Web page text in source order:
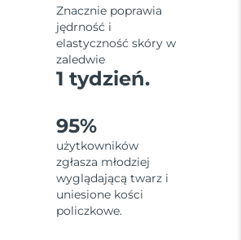
Znacznie poprawia
jędrność i
elastyczność skóry w
zaledwie
1 tydzień.
95%
użytkowników
zgłasza młodziej
wyglądającą twarz i
uniesione kości
policzkowe.